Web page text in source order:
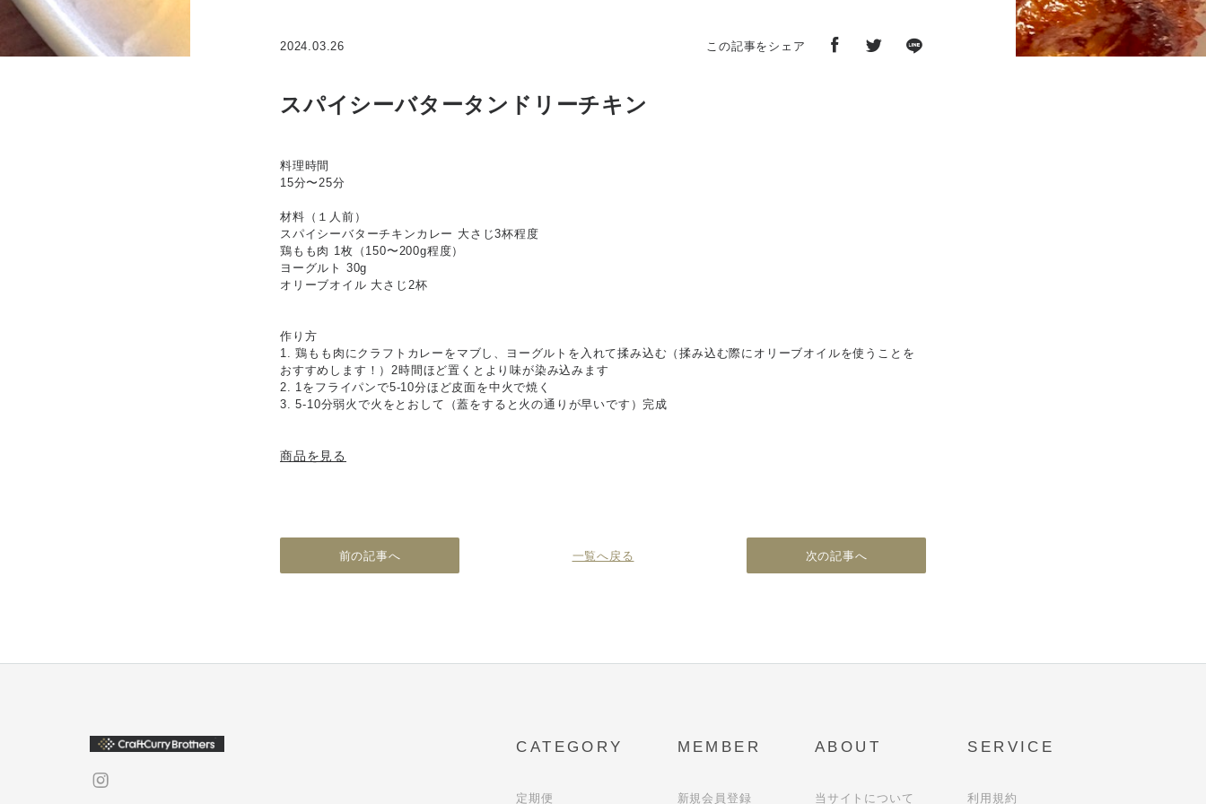
2024.03.26 この記事をシェア
スパイシーバタータンドリーチキン
料理時間
15分〜25分
材料（１人前）
スパイシーバターチキンカレー 大さじ3杯程度
鶏もも肉 1枚（150〜200g程度）
ヨーグルト 30g
オリーブオイル 大さじ2杯
作り方
1. 鶏もも肉にクラフトカレーをマブし、ヨーグルトを入れて揉み込む（揉み込む際にオリーブオイルを使うことを
おすすめします！）2時間ほど置くとより味が染み込みます
2. 1をフライパンで5-10分ほど皮面を中火で焼く
3. 5-10分弱火で火をとおして（蓋をすると火の通りが早いです）完成
商品を見る
前の記事へ 一覧へ戻る 次の記事へ
CATEGORY
定期便
MEMBER
新規会員登録
ABOUT
当サイトについて
SERVICE
利用規約